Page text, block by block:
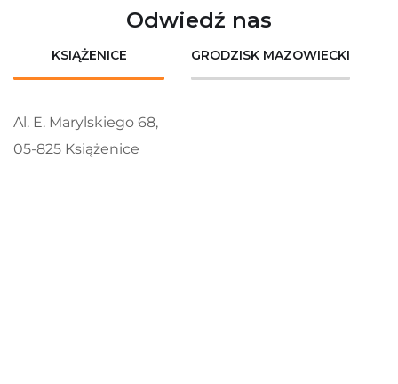
Odwiedź nas
KSIĄŻENICE GRODZISK MAZOWIECKI
Al. E. Marylskiego 68,
05-825 Książenice